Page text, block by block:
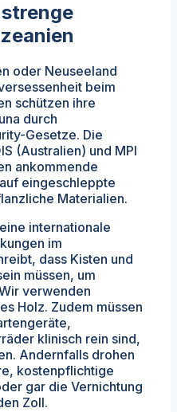
oder Neuseeland
beim
schützen ihre
durch
Gesetze. Die
(Australien) und MPI
ankommende
eingeschleppte
Materialien.
internationale
im
dass Kisten und
müssen, um
verwenden
Holz. Zudem müssen
klinisch rein sind,
Andernfalls drohen
kostenpflichtige
gar die Vernichtung
Zoll.